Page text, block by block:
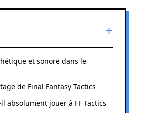
et sonore dans le
de Final Fantasy Tactics
absolument jouer à FF Tactics